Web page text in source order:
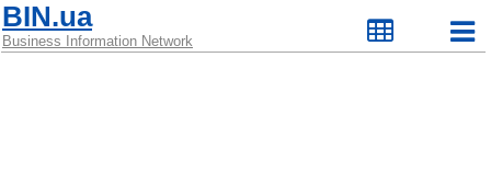
BIN.ua
Business Information Network